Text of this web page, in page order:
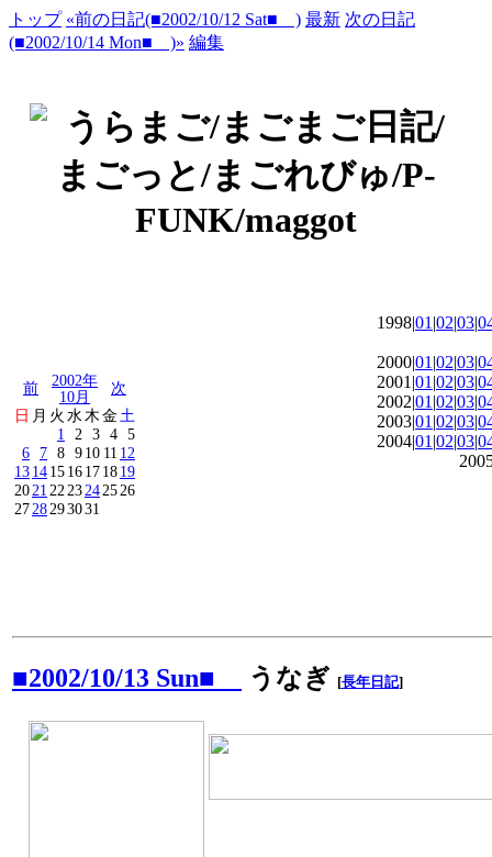
トップ «前の日記(■2002/10/12 Sat■ ) 最新 次の日記
(■2002/10/14 Mon■ )» 編集
前
2002年
10月
次
日 月 火 水 木金 土
1
2 3 4 5
6
7 8 910 11 12
13141516171819
2021 22 23242526
2728293031
1998|01 |02|03|
2000|01 |02|03|
2001|01 |02|03|
2002|01 |02|03|
2003|01 |02|03|
2004|01 |02|03|
■2002/10/13 Sun■ うなぎ [長年日記]